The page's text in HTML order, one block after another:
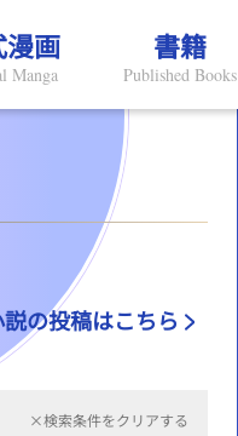
漫画
Manga
書籍
Published Books
の投稿はこちら
×検索条件をクリアする